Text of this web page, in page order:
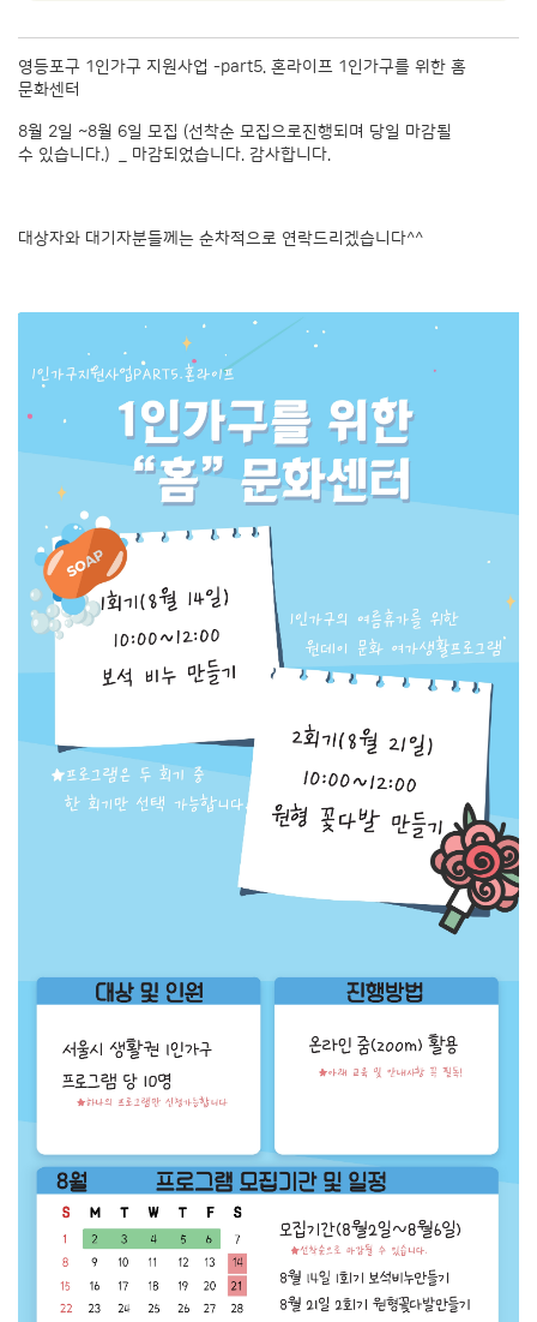
영등포구 1인가구 지원사업 -part5. 혼라이프 1인가구를 위한 홈
문화센터
8월 2일 ~8월 6일 모집 (선착순 모집으로진행되며 당일 마감될
수 있습니다.) _ 마감되었습니다. 감사합니다.
대상자와 대기자분들께는 순차적으로 연락드리겠습니다^^